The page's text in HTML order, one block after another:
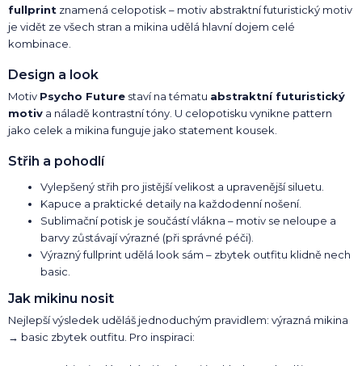
fullprint znamená celopotisk – motiv abstraktní futuristický motiv
je vidět ze všech stran a mikina udělá hlavní dojem celé
kombinace.
Design a look
Motiv Psycho Future staví na tématu abstraktní futuristický
motiv a náladě kontrastní tóny. U celopotisku vynikne pattern
jako celek a mikina funguje jako statement kousek.
Střih a pohodlí
Vylepšený střih pro jistější velikost a upravenější siluetu.
Kapuce a praktické detaily na každodenní nošení.
Sublimační potisk je součástí vlákna – motiv se neloupe a
barvy zůstávají výrazné (při správné péči).
Výrazný fullprint udělá look sám – zbytek outfitu klidně nech
basic.
Jak mikinu nosit
Nejlepší výsledek uděláš jednoduchým pravidlem: výrazná mikina
→ basic zbytek outfitu. Pro inspiraci: